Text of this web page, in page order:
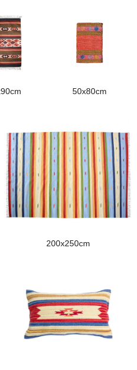
50x80cm
200x250cm